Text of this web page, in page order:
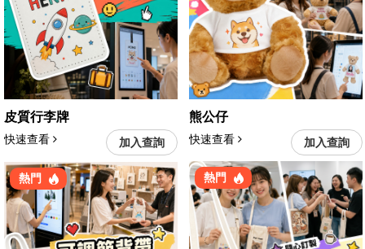
皮質行李牌
加入查詢
快速查看
熊公仔
加入查詢
快速查看
熱門 熱門